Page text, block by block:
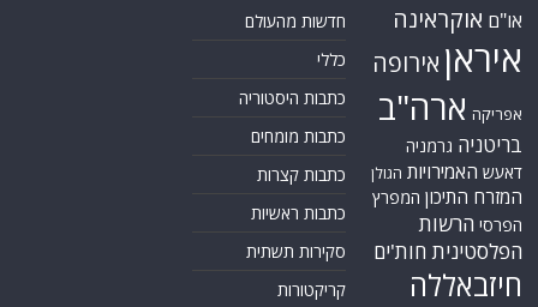
או"ם אוקראינה
איראן אירופה
אפריקה ארה"ב
בריטניה גרמניה
דאעש האמירויות הגולן
המזרח התיכון המפרץ
הפרסי הרשות
הפלסטינית חות'ים
חיזבאללה
חדשות מהעולם
כללי
כתבות היסטוריה
כתבות מומחים
כתבות קצרות
כתבות ראשיות
סקירות תשתית
קריקטורות